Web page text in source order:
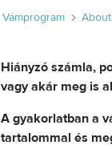
Vámprogram
Hiányzó számla,
vagy akár meg is
A gyakorlatban a
tartalommal és